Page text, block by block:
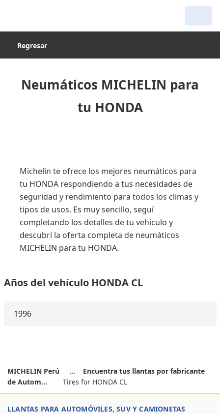
Regresar
Neumáticos MICHELIN para
tu HONDA
Michelin te ofrece los mejores neumáticos para
tu HONDA respondiendo a tus necesidades de
seguridad y rendimiento para todos los climas y
tipos de usos. Es muy sencillo, seguí
completando los detalles de tu vehículo y
descubrí la oferta completa de neumáticos
MICHELIN para tu HONDA.
Años del vehículo HONDA CL
1996
MICHELIN Perú
Encuentra tus llantas por fabricante
de Autom...
Tires for HONDA CL
LLANTAS PARA AUTOMÓVILES, SUV Y CAMIONETAS